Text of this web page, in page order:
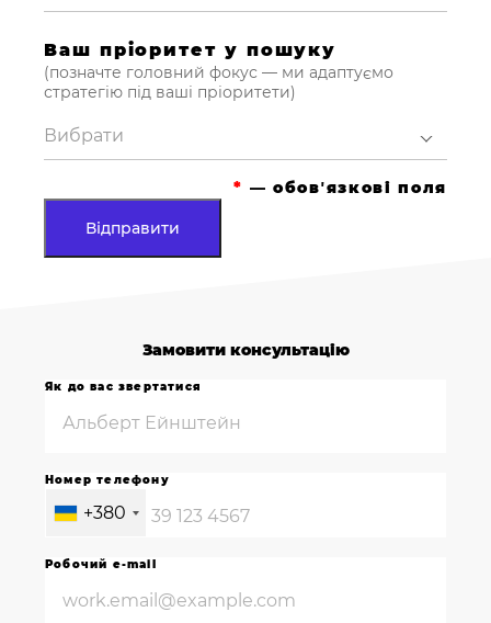
Ваш пріоритет у пошуку
(позначте головний фокус — ми адаптуємо
стратегію під ваші пріоритети)
Вибрати
* — обовʼязкові поля
Замовити консультацію
Як до вас звертатися
Номер телефону
+380
Робочий e-mail